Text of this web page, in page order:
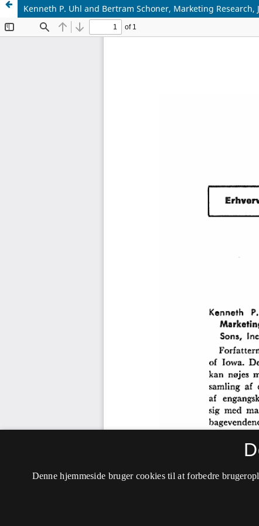
Kenneth P. Uhl and Bertram Schoner, Marketing Research,
Denne hjemmeside bruger cookies til at forbedre